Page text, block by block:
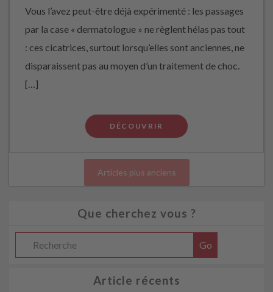
Vous l’avez peut-être déjà expérimenté : les passages
par la case « dermatologue » ne règlent hélas pas tout
: ces cicatrices, surtout lorsqu’elles sont anciennes, ne
disparaissent pas au moyen d’un traitement de choc.
[…]
DÉCOUVRIR
Articles plus anciens
Que cherchez vous ?
Article récents